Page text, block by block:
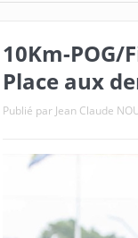
10Km-
Place aux
Publié par Jean Claude